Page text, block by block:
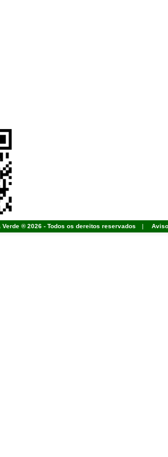
Verde ® 2026 - Todos os dereitos reservados |